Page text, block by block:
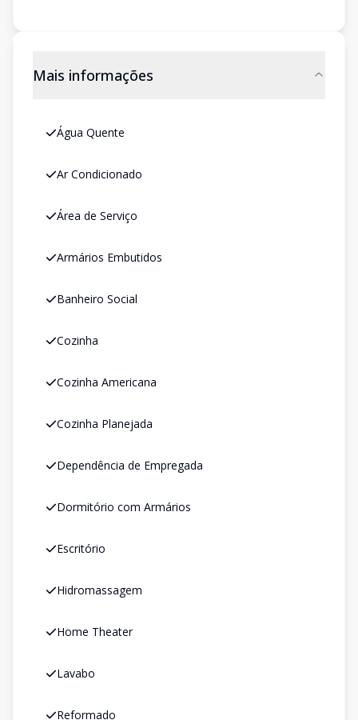
Mais informações
Água Quente
Ar Condicionado
Área de Serviço
Armários Embutidos
Banheiro Social
Cozinha
Cozinha Americana
Cozinha Planejada
Dependência de Empregada
Dormitório com Armários
Escritório
Hidromassagem
Home Theater
Lavabo
Reformado